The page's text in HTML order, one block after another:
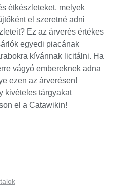
étkészleteket, melyek
el szeretné adni
Ez az árverés értékes
egyedi piacának
kívánnak licitálni. Ha
vágyó embereknek adna
ezen az árverésen!
kivételes tárgyakat
el a Catawikin!